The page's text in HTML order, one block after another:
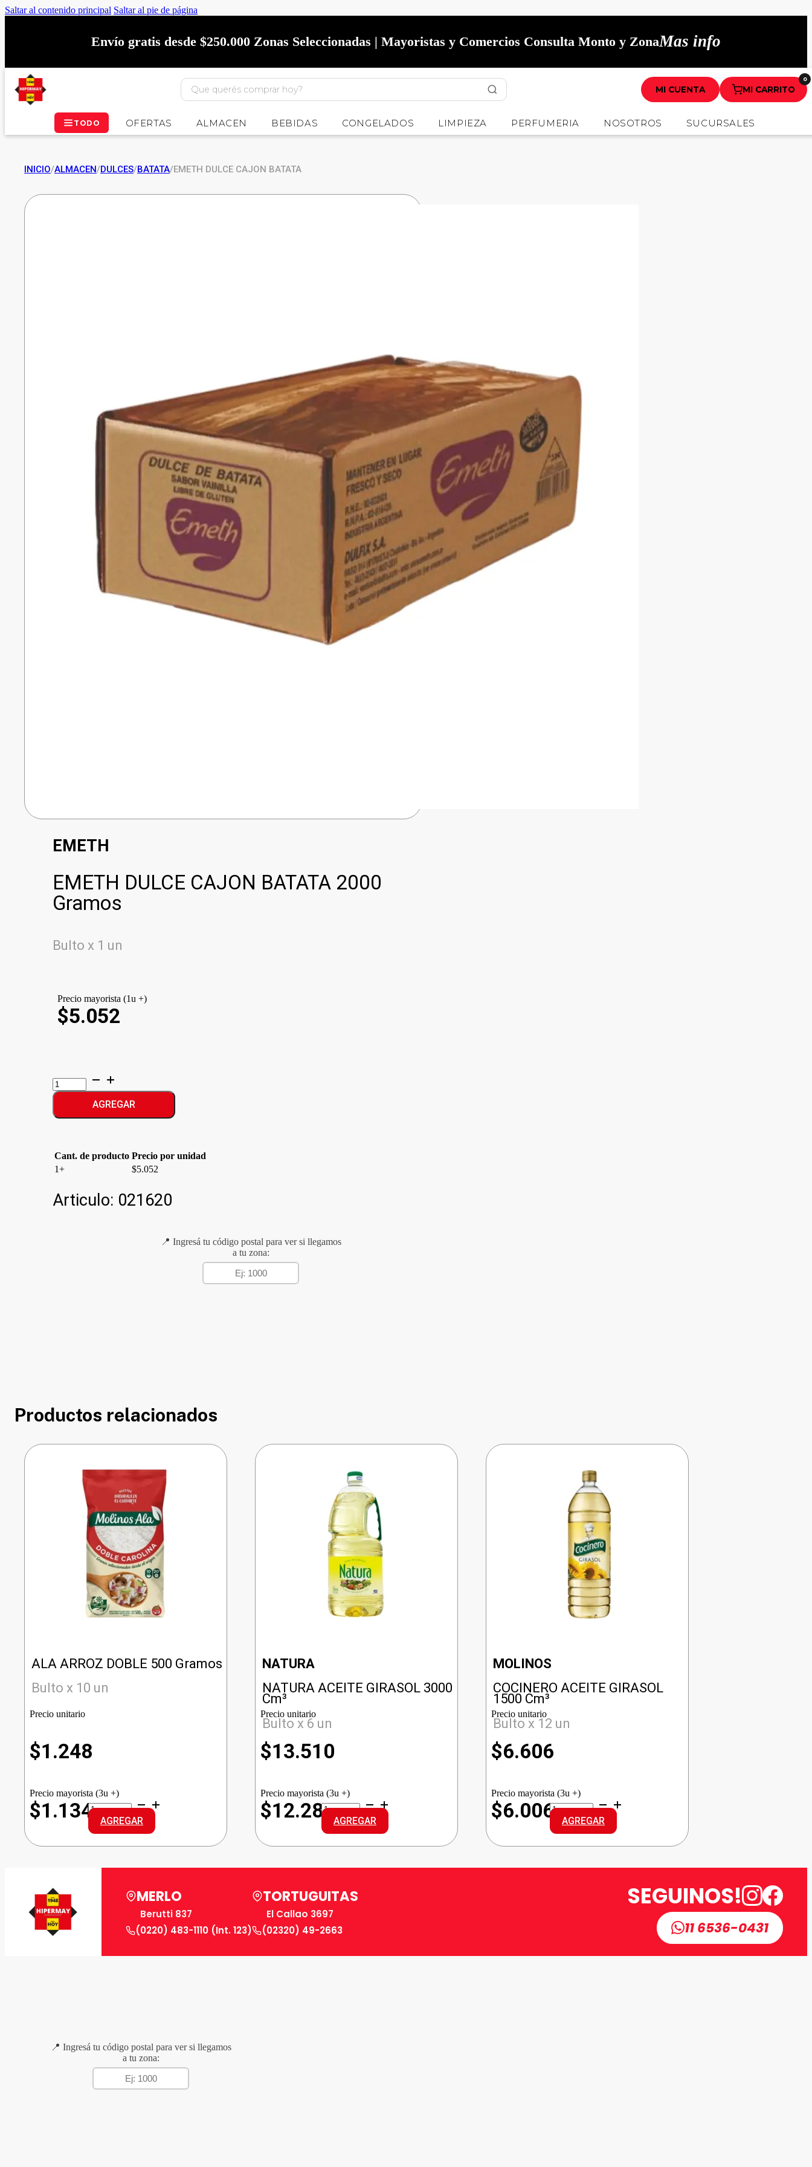
Saltar al contenido principal Saltar al pie de página
Envío gratis desde $250.000 Zonas Seleccionadas | Mayoristas y Comercios Consulta Monto y ZonaMas info
MI CUENTA MI CARRITO
0
TODO OFERTAS ALMACEN BEBIDAS CONGELADOS LIMPIEZA PERFUMERIA NOSOTROS SUCURSALES
INICIO/ALMACEN/DULCES/BATATA/EMETH DULCE CAJON BATATA
EMETH
EMETH DULCE CAJON BATATA 2000
Gramos
Bulto x 1 un
Precio mayorista (1u +)
$5.052
EMETH
DULCE
CAJON
cantidad
AGREGAR
Cant. de producto Precio por unidad
1+
$5.052
Articulo: 021620
📍 Ingresá tu código postal para ver si llegamos
a tu zona:
Productos relacionados
ALA ARROZ DOBLE 500 Gramos
Bulto x 10 un
Precio unitario
$1.248
Precio mayorista (3u +)
$1.134ALA
ARROZ
DOBLE
cantidad
AGREGAR
NATURA
NATURA ACEITE GIRASOL 3000
Cm³
Bulto x 6 un
Precio unitario
$13.510
Precio mayorista (3u +)
$12.282NATURA
ACEITE
GIRASOL
cantidad
AGREGAR
MOLINOS
COCINERO ACEITE GIRASOL
1500 Cm³
Bulto x 12 un
Precio unitario
$6.606
Precio mayorista (3u +)
$6.006COCINERO
ACEITE
GIRASOL
cantidad
AGREGAR
MERLO
Berutti 837
(0220) 483-1110 (Int. 123)
TORTUGUITAS
El Callao 3697
(02320) 49-2663
SEGUINOS!
11 6536-0431
📍 Ingresá tu código postal para ver si llegamos
a tu zona: